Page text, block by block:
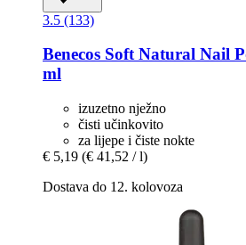
3.5 (133)
Benecos Soft Natural Nail
ml
izuzetno nježno
čisti učinkovito
za lijepe i čiste nokte
€ 5,19 (€ 41,52 / l)
Dostava do 12. kolovoza